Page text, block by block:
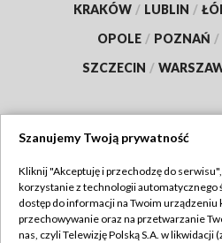
KRAKÓW / LUBLIN /
OPOLE / POZNAŃ /
SZCZECIN /
TVP
Abonament TVP
Szanujemy Twoją prywatność
Kliknij "Akceptuję i przechodzę do
korzystanie z technologii automatycznego
dostęp do informacji na Twoim urządzeniu
przechowywanie oraz na przetwarzanie
nas, czyli Telewizję Polską S.A. w likwidacji